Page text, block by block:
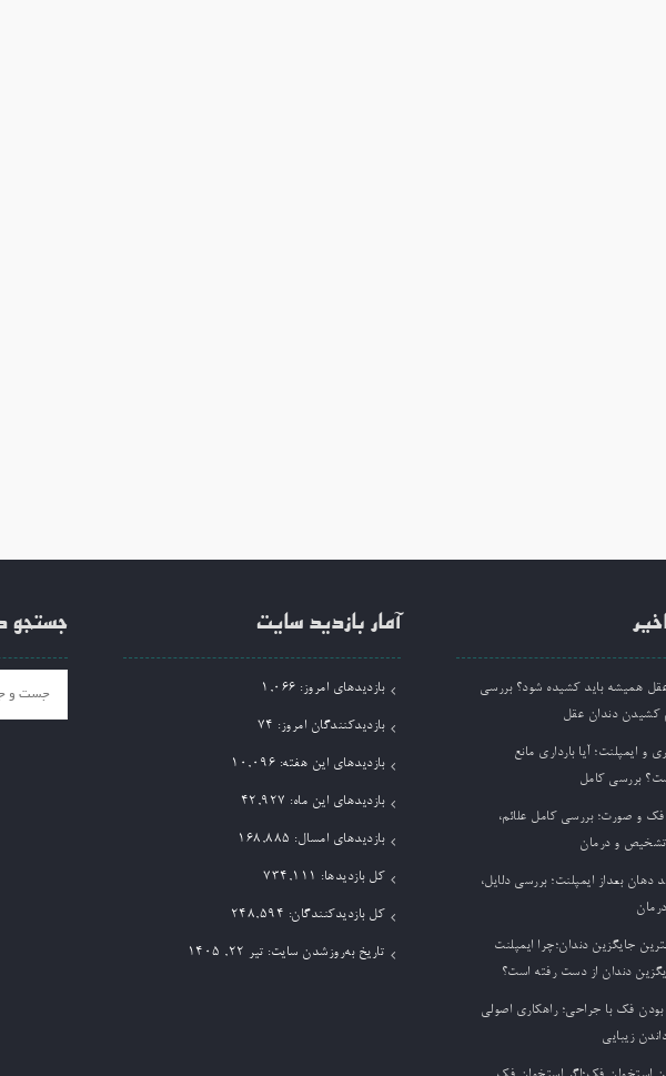
عقل همیشه باید کشیده شود؟ بررسی
کشیدن دندان عقل
و ایمپلنت؛ آیا بارداری مانع
بررسی کامل
و صورت؛ بررسی کامل علائم،
و درمان
دهان بعداز ایمپلنت؛ بررسی دلایل،
جایگزین دندان؛چرا ایمپلنت
دندان از دست رفته است؟
بودن فک با جراحی؛ راهکاری اصولی
زیبایی
آمار بازدید سایت
بازدیدهای امروز: 1,066
بازدیدکنندگان امروز: 74
بازدیدهای این هفته: 10,096
بازدیدهای این ماه: 42,927
بازدیدهای امسال: 168,885
کل بازدیدها: 734,111
کل بازدیدکنند‌گان: 248,594
تاریخ به‌روزشدن سایت: تیر ۲۲, ۱۴۰۵
جستجو